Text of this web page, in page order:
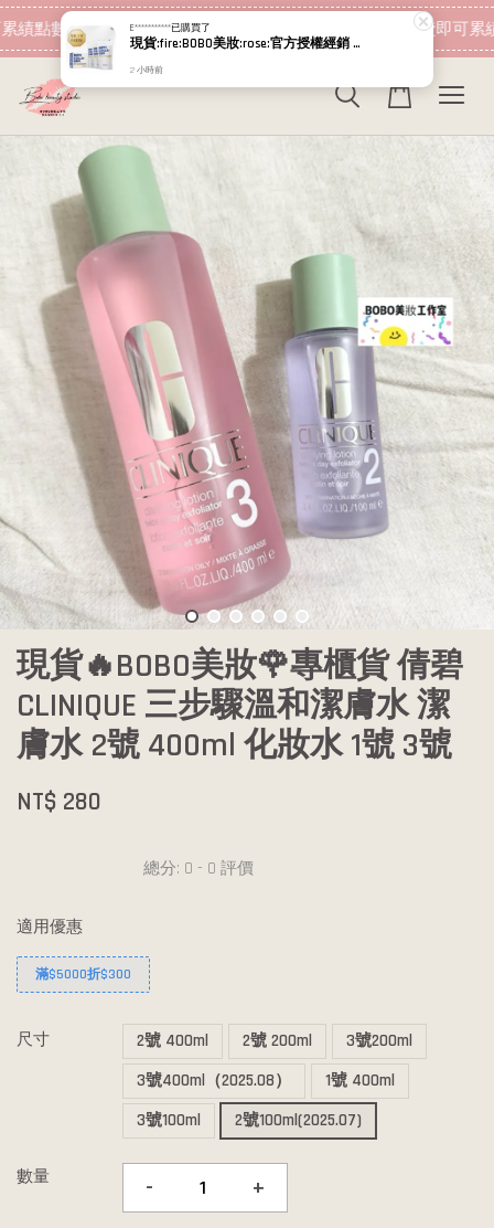
點數 下筆消費即可折抵 加入會員 消費即可累
現貨🔥BOBO美妝🌹專櫃貨 倩碧
CLINIQUE 三步驟溫和潔膚水 潔
膚水 2號 400ml 化妝水 1號 3號
NT$ 280
總分: 0 - 0 評價
適用優惠
滿$5000折$300
尺寸 2號 400ml 2號 200ml
3號200ml
3號400ml（2025.08）
1號 400ml
3號100ml
2號100ml(2025.07)
數量 - +
E***********已購買了
現貨:fire:BOBO美妝:rose:官方授權經銷 日本NIPPI 日本製100%純膠原蛋白胜肽白金版 1盒3袋(附5g湯匙) 易吸收
2 小時前